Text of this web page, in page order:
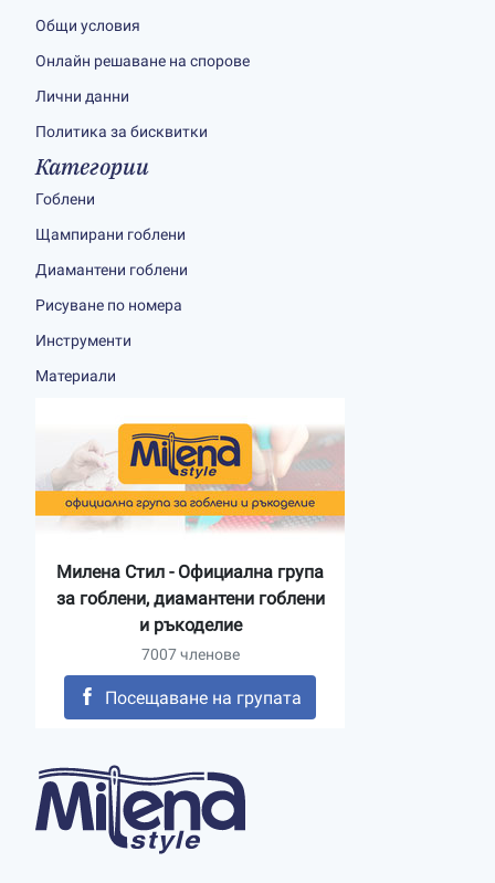
Общи условия
Онлайн решаване на спорове
Лични данни
Политика за бисквитки
Категории
Гоблени
Щампирани гоблени
Диамантени гоблени
Рисуване по номера
Инструменти
Материали
Милена Стил - Официална група
за гоблени, диамантени гоблени
и ръкоделие
7007 членове
Посещаване на групата